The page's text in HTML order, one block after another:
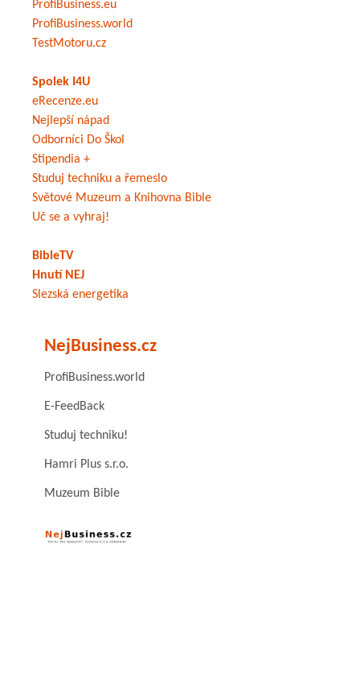
ProfiBusiness.eu
ProfiBusiness.world
TestMotoru.cz
Spolek I4U
eRecenze.eu
Nejlepší nápad
Odborníci Do Škol
Stipendia +
Studuj techniku a řemeslo
Světové Muzeum a Knihovna Bible
Uč se a vyhraj!
BibleTV
Hnutí NEJ
Slezská energetika
NejBusiness.cz
ProfiBusiness.world
E-FeedBack
Studuj techniku!
Hamri Plus s.r.o.
Muzeum Bible